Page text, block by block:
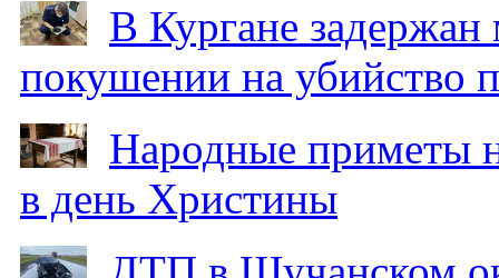
В Кургане
покушении на убийство
Народные приметы
в день Христины